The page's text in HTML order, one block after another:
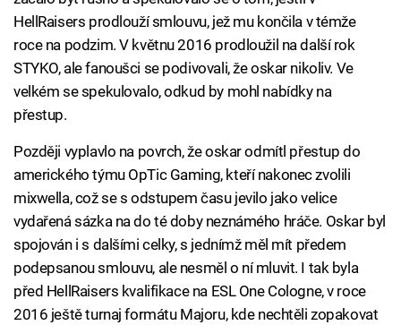
HellRaisers prodlouží smlouvu, jež mu končila v témže
roce na podzim. V květnu 2016 prodloužil na další rok
STYKO, ale fanoušci se podivovali, že oskar nikoliv. Ve
velkém se spekulovalo, odkud by mohl nabídky na
přestup.
Později vyplavlo na povrch, že oskar odmítl přestup do
amerického týmu OpTic Gaming, kteří nakonec zvolili
mixwella, což se s odstupem času jevilo jako velice
vydařená sázka na do té doby neznámého hráče. Oskar byl
spojován i s dalšími celky, s jednímž měl mít předem
podepsanou smlouvu, ale nesměl o ní mluvit. I tak byla
před HellRaisers kvalifikace na ESL One Cologne, v roce
2016 ještě turnaj formátu Majoru, kde nechtěli zopakovat